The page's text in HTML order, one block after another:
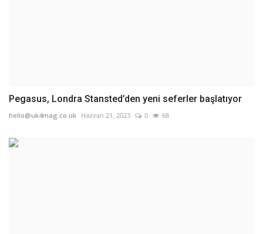
Pegasus, Londra Stansted’den yeni seferler başlatıyor
hello@uk4mag.co.uk Haziran 21, 2023 0 68